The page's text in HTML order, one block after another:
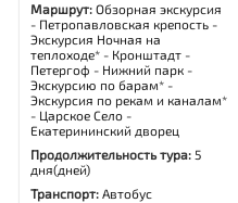
Маршрут:Обзорная экскурсия
- Петропавловская крепость -
Экскурсия Ночная на
теплоходе* - Кронштадт -
Петергоф - Нижний парк -
Экскурсию по барам* -
Экскурсия по рекам и каналам*
- Царское Село -
Екатерининский дворец
Продолжительность тура: 5
дня(дней)
Транспорт:Автобус